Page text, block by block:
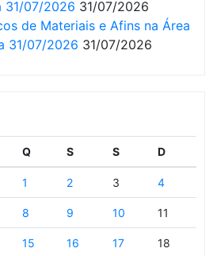
31/07/2026 31/07/2026
de Materiais e Afins na Área
31/07/2026 31/07/2026
Q S S D
1 2 3 4
8 9 10 11
15 16 17 18